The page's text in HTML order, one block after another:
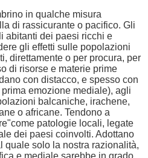
in qualche misura
di rassicurante o pacifico. Gli
abitanti dei paesi ricchi e
gli effetti sulle popolazioni
direttamente o per procura, per
di risorse e materie prime
con distacco, e spesso con
emozione mediale), agli
balcaniche, irachene,
o africane. Tendono a
patologie locali, legate
dei paesi coinvolti. Adottano
quale solo la nostra razionalità,